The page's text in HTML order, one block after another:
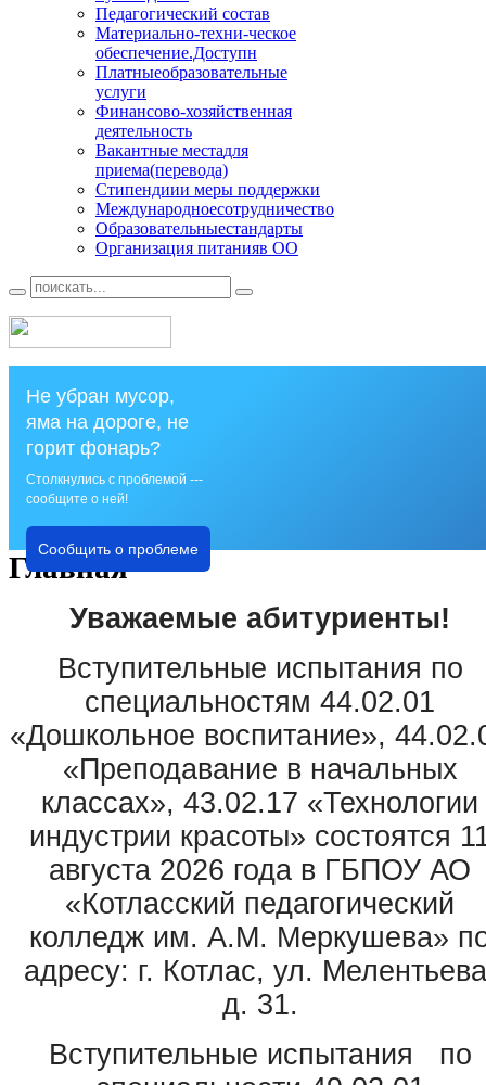
Педагогический состав
Материально-техни-ческое
обеспечение.Доступн
Платныеобразовательные
услуги
Финансово-хозяйственная
деятельность
Вакантные местадля
приема(перевода)
Стипендиии меры поддержки
Международноесотрудничество
Образовательныестандарты
Организация питанияв ОО
Не убран мусор,
яма на дороге, не
горит фонарь?
Столкнулись с проблемой ---
сообщите о ней!
Сообщить о проблеме
Главная
Уважаемые абитуриенты!
Вступительные испытания по
специальностям 44.02.01
«Дошкольное воспитание»,
«Преподавание в начальных
классах», 43.02.17 «Технологии
индустрии красоты» состоятся
августа 2026 года в ГБПОУ АО
«Котласский педагогический
колледж им. А.М. Меркушева»
адресу: г. Котлас, ул.
д. 31.
Вступительные испытания по